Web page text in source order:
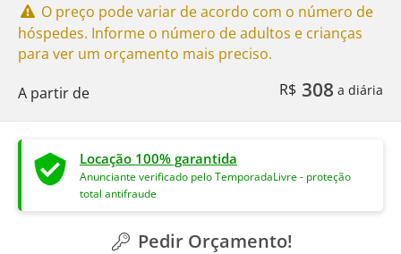
O preço pode variar de acordo com o número de
hóspedes. Informe o número de adultos e crianças
para ver um orçamento mais preciso.
A partir de
R$ 308 a diária
Locação 100% garantida
Anunciante verificado pelo TemporadaLivre - proteção
total antifraude
Pedir Orçamento!